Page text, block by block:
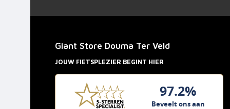
Giant Store Douma Ter Veld
JOUW FIETSPLEZIER BEGINT HIER
97.2%
Beveelt ons aan